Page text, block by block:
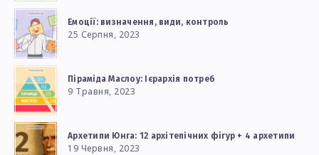
Емоції: визначення, види, контроль
25 Серпня, 2023
Піраміда Маслоу: Ієрархія потреб
9 Травня, 2023
Архетипи Юнга: 12 архітепічних фігур + 4 архетипи
19 Червня, 2023